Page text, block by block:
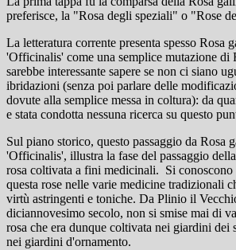
preferisce, la "Rosa degli speziali" o "Rose
La letteratura corrente presenta spesso Rosa
'Officinalis' come una semplice mutazione di
sarebbe interessante sapere se non ci siano
ibridazioni (senza poi parlare delle
dovute alla semplice messa in coltura): da
e stata condotta nessuna ricerca su questo
Sul piano storico, questo passaggio da Rosa
'Officinalis', illustra la fase del passaggio
rosa coltivata a fini medicinali. Si
questa rose nelle varie medicine tradizionali
virtù astringenti e toniche. Da Plinio il
diciannovesimo secolo, non si smise mai di
rosa che era dunque coltivata nei giardini dei
nei giardini d'ornamento.